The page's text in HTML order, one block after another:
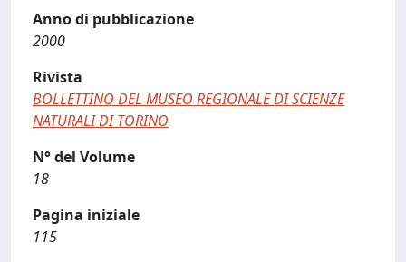
Anno di pubblicazione
2000
Rivista
BOLLETTINO DEL MUSEO REGIONALE DI SCIENZE
NATURALI DI TORINO
N° del Volume
18
Pagina iniziale
115